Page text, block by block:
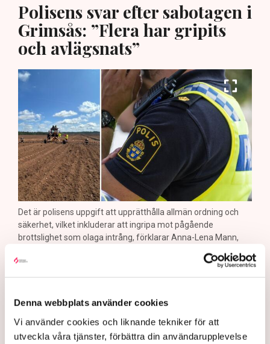
Denna webbplats använder cookies
Vi använder cookies och liknande tekniker för att
utveckla våra tjänster, förbättra din användarupplevelse
Polisens svar efter sabotagen i
Grimsås: ”Flera har gripits
och avlägsnats”
Det är polisens uppgift att upprätthålla allmän ordning och
säkerhet, vilket inkluderar att ingripa mot pågående
brottslighet som olaga intrång, förklarar Anna-Lena Mann,
Bild: Privat, Mostphotos
på agerande mot aktivistaktionerna vid
torvtäkten i Grimsås. ”Det har gjorts